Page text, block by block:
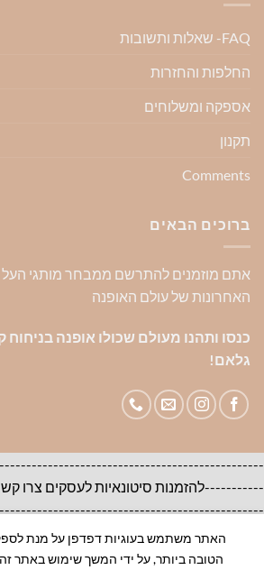
FAQ- שאלות ותשובות
החלפות והחזרות
אספקה ומשלוחים
תקנון
Comments
ברוכים הבאים
אתם מוזמנים להתרשם ממבחר מותגי העל
האחרונות של עולם האופנה
כנסו ותהנו מעולם שכולו אופנה
גלאם!
אודות צור קשר שאלות
האתר משתמש בעוגיות דפדפן על מנת
הטובה ביותר, על ידי המשך שימוש באתר זה